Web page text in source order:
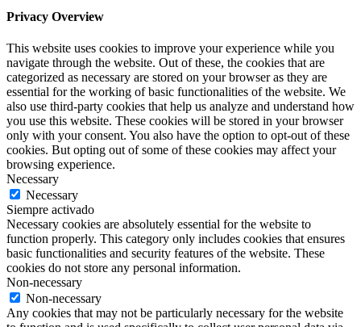
Privacy Overview
This website uses cookies to improve your experience while you
navigate through the website. Out of these, the cookies that are
categorized as necessary are stored on your browser as they are
essential for the working of basic functionalities of the website. We
also use third-party cookies that help us analyze and understand how
you use this website. These cookies will be stored in your browser
only with your consent. You also have the option to opt-out of these
cookies. But opting out of some of these cookies may affect your
browsing experience.
Necessary
Necessary
Siempre activado
Necessary cookies are absolutely essential for the website to
function properly. This category only includes cookies that ensures
basic functionalities and security features of the website. These
cookies do not store any personal information.
Non-necessary
Non-necessary
Any cookies that may not be particularly necessary for the website